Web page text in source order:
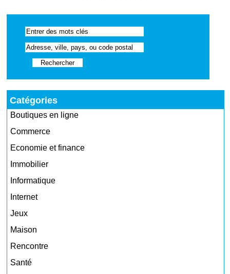
Catégories
Boutiques en ligne
Commerce
Economie et finance
Immobilier
Informatique
Internet
Jeux
Maison
Rencontre
Santé